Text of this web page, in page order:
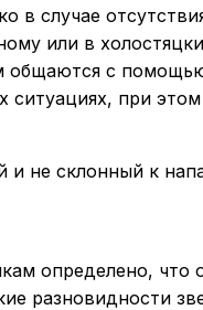
в случае
или в
общаются с
при
и не склонный к
определено,
разновидности